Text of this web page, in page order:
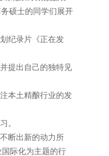
硕士的同学们展开
纪录片《正在发
提出自己的独特见
本土精酿行业的发
。
断出新的动力所
际化为主题的行